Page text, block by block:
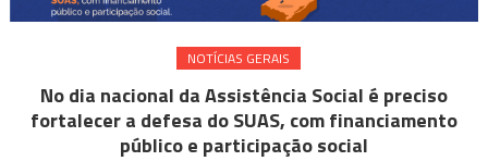
NOTÍ­CIAS GERAIS
No dia nacional da Assistência Social é preciso
fortalecer a defesa do SUAS, com financiamento
público e participação social